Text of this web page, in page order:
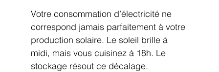
Votre consommation d’électricité ne
correspond jamais parfaitement à votre
production solaire. Le soleil brille à
midi, mais vous cuisinez à 18h. Le
stockage résout ce décalage.